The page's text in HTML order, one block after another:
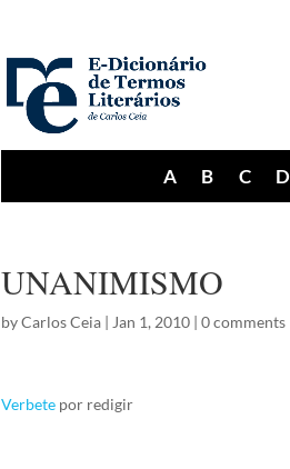
A B C D
UNANIMISMO
byCarlos Ceia | Jan 1, 2010 |0 comments
Verbete por redigir